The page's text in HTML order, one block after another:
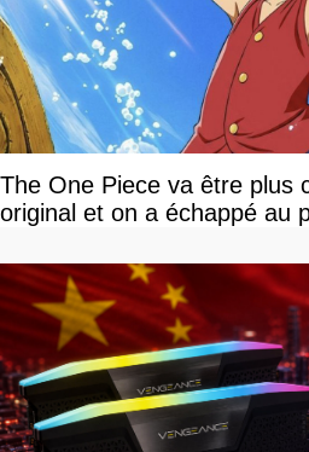
The One Piece va être plus
original et on a échappé au